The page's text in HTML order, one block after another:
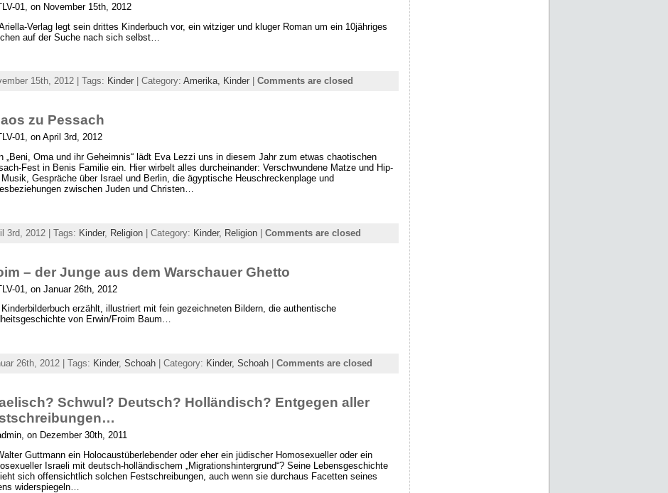
01, on November 15th, 2012
Verlag legt sein drittes Kinderbuch vor, ein witziger und kluger Roman um ein 10jähriges
auf der Suche nach sich selbst…
15th, 2012 | Tags: Kinder | Category: Amerika, Kinder Comments are closed
zu Pessach
01, on April 3rd, 2012
„Beni, Oma und ihr Geheimnis“ lädt Eva Lezzi uns in diesem Jahr zum etwas chaotischen
Fest in Benis Familie ein. Hier wirbelt alles durcheinander: Verschwundene Matze und Hip-
Musik, Gespräche über Israel und Berlin, die ägyptische Heuschreckenplage und
zwischen Juden und Christen…
3rd, 2012 | Tags: Kinder, Religion | Category: Kinder, Religion | Comments are closed
– der Junge aus dem Warschauer Ghetto
01, on Januar 26th, 2012
Kinderbilderbuch erzählt, illustriert mit fein gezeichneten Bildern, die authentische
von Erwin/Froim Baum…
26th, 2012 | Tags: Kinder, Schoah | Category: Kinder, Schoah Comments are closed
Schwul? Deutsch? Holländisch? Entgegen aller
on Dezember 30th, 2011
Guttmann ein Holocaustüberlebender oder eher ein jüdischer Homosexueller oder ein
Israeli mit deutsch-holländischem „Migrationshintergrund“? Seine Lebensgeschichte
sich offensichtlich solchen Festschreibungen, auch wenn sie durchaus Facetten seines
widerspiegeln…